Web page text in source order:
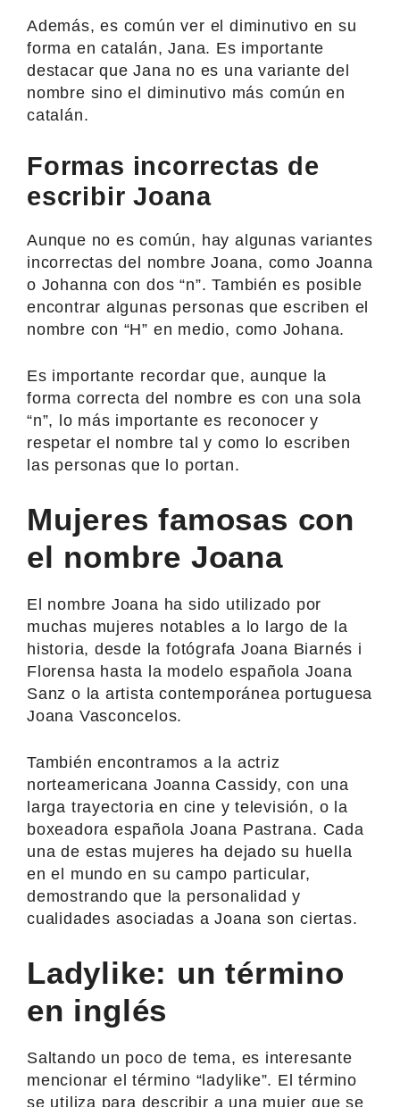
Además, es común ver el diminutivo en su
forma en catalán, Jana. Es importante
destacar que Jana no es una variante del
nombre sino el diminutivo más común en
catalán.
Formas incorrectas de
escribir Joana
Aunque no es común, hay algunas variantes
incorrectas del nombre Joana, como Joanna
o Johanna con dos “n”. También es posible
encontrar algunas personas que escriben el
nombre con “H” en medio, como Johana.
Es importante recordar que, aunque la
forma correcta del nombre es con una sola
“n”, lo más importante es reconocer y
respetar el nombre tal y como lo escriben
las personas que lo portan.
Mujeres famosas con
el nombre Joana
El nombre Joana ha sido utilizado por
muchas mujeres notables a lo largo de la
historia, desde la fotógrafa Joana Biarnés i
Florensa hasta la modelo española Joana
Sanz o la artista contemporánea portuguesa
Joana Vasconcelos.
También encontramos a la actriz
norteamericana Joanna Cassidy, con una
larga trayectoria en cine y televisión, o la
boxeadora española Joana Pastrana. Cada
una de estas mujeres ha dejado su huella
en el mundo en su campo particular,
demostrando que la personalidad y
cualidades asociadas a Joana son ciertas.
Ladylike: un término
en inglés
Saltando un poco de tema, es interesante
mencionar el término “ladylike”. El término
se utiliza para describir a una mujer que se